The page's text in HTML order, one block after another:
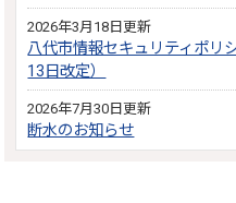
2026年3月18日更新
八代市情報セキュリティポリ
13日改定）
2026年7月30日更新
断水のお知らせ